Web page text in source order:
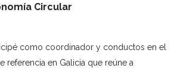
Circular
como coordinador y conductos en el
referencia en Galicia que reúne a